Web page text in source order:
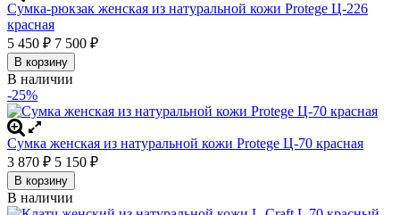
Сумка-рюкзак женская из натуральной кожи Protege Ц-226
красная
5 450 ₽ 7 500 ₽
В корзину
В наличии
-25%
Сумка женская из натуральной кожи Protege Ц-70 красная
3 870 ₽ 5 150 ₽
В корзину
В наличии